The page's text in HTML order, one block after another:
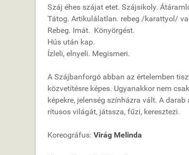
Száj éhes szájat etet. Szájsikoly.
Tátog. Artikulálatlan. rebeg /karattyol/
Rebeg. Imát. Könyörgést.
Hús után kap.
Ízleli, elnyeli. Megismeri.
A Szájbanforgó abban az értelemben
közvetítésre képes. Ugyanakkor nem
képekre, jelenség színházra vált. A
rítusos világát, játssza, fűzi, keresztezi.
Koreográfus: Virág Melinda